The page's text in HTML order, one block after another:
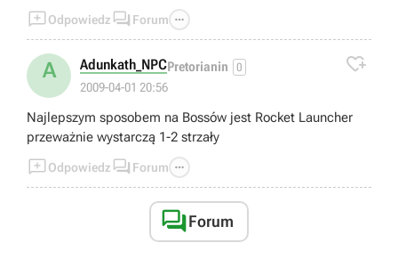
Odpowiedz  Forum 
A Adunkath_NPCPretorianin 0
2009-04-01 20:56

Najlepszym sposobem na Bossów jest Rocket Launcher
przeważnie wystarczą 1-2 strzały
Odpowiedz  Forum 
Forum